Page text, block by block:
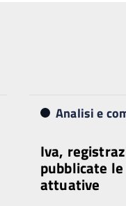
Analisi e
Iva,
pubblicate
attuative